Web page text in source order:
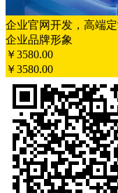
企业官网开发，高端
企业品牌形象
￥3580.00
￥3580.00